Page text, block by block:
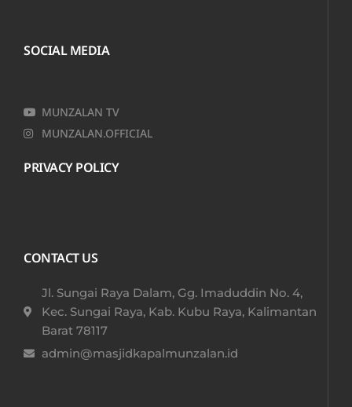
SOCIAL MEDIA
MUNZALAN TV
MUNZALAN.OFFICIAL
PRIVACY POLICY
CONTACT US
Jl. Sungai Raya Dalam, Gg. Imaduddin No. 4,
Kec. Sungai Raya, Kab. Kubu Raya, Kalimantan
Barat 78117​
admin@masjidkapalmunzalan.id